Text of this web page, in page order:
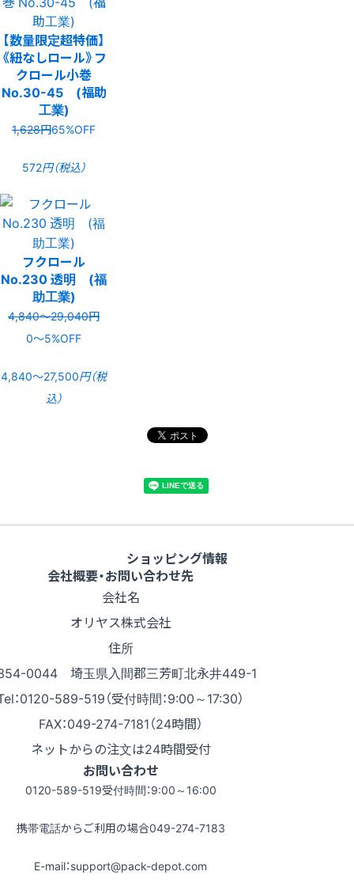
【数量限定超特価】
《紐なしロール》フ
クロール小巻
No.30-45 (福助
工業)
1,628円65%OFF
572円（税込）
フクロール
No.230 透明 (福
助工業)
4,840〜29,040円
0〜5%OFF
4,840〜27,500円（税
込）
ショッピング情報
会社概要・お問い合わせ先
会社名
オリヤス株式会社
住所
0044 埼玉県入間郡三芳町北永井449-1
：0120-589-519（受付時間：9:00～17:30）
FAX：049-274-7181（24時間）
ネットからの注文は24時間受付
お問い合わせ
0120-589-519受付時間：9:00～16:00
携帯電話からご利用の場合049-274-7183
E-mail：support@pack-depot.com